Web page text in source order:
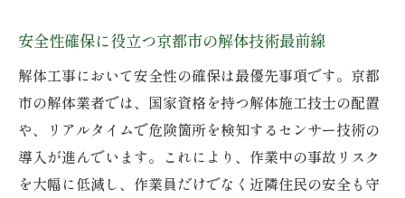
京都市の解体業者で進むスマート施工事例
効率重視の京都市の解体業者選びの勘所
安全性確保に役立つ京都市の解体技術最前線
解体工事において安全性の確保は最優先事項です。京都
市の解体業者では、国家資格を持つ解体施工技士の配置
や、リアルタイムで危険箇所を検知するセンサー技術の
導入が進んでいます。これにより、作業中の事故リスク
を大幅に低減し、作業員だけでなく近隣住民の安全も守